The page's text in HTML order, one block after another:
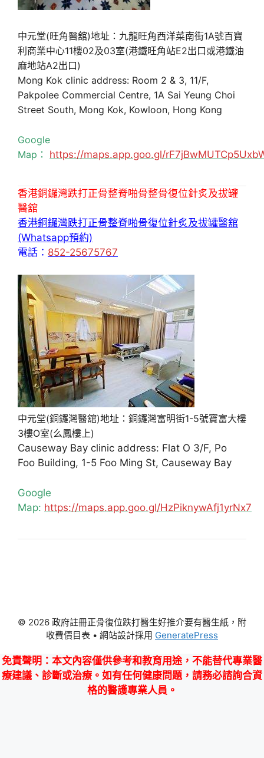
中元堂(旺角醫舘)地址：九龍旺角西洋菜南街1A號百寶
利商業中心11樓02及03室(港鐵旺角站E2出口或港鐵油
麻地站A2出口)
Mong Kok clinic address: Room 2 & 3, 11/F,
Pakpolee Commercial Centre, 1A Sai Yeung Choi
Street South, Mong Kok, Kowloon, Hong Kong
Google
Map： https://maps.app.goo.gl/
香港銅鑼灣跌打正骨整脊啪骨整骨復位針炙及拔罐
醫舘
香港銅鑼灣跌打正骨整脊啪骨復位針炙及拔罐醫舘
(Whatsapp預約)
電話： 852-25675767
中元堂(銅鑼灣醫舘)地址：銅鑼灣富明街1-5號寶富大樓
3樓O室(么鳳樓上)
Causeway Bay clinic address: Flat O 3/F, Po
Foo Building, 1-5 Foo Ming St, Causeway Bay
Google
Map: https://maps.app.goo.gl/HzPiknywAfj1yrNx7
© 2026 政府註冊正骨復位跌打醫生好推介要有醫生紙，附
收費價目表 • 網站設計採用 GeneratePress
免責聲明 ：本文內容僅供參考和教育用途，不能替代專業醫
療建議、診斷或治療。如有任何健康問題，請務必諮詢合資
格的醫護專業人員。